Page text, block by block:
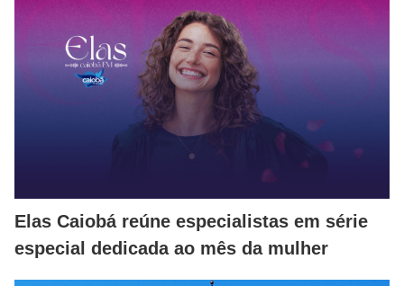
Elas Caiobá reúne especialistas em série
especial dedicada ao mês da mulher